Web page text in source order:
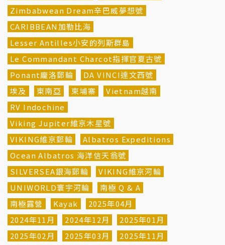
Zimbabwean Dream辛巴威夢想號
CARIBBEAN加勒比海
Lesser Antilles小安的列斯群島
Le Commandant Charcot指揮官夏古號
Ponant龐洛郵輪
DA VINCI達文西號
埃及
東南亞 柬埔寨
Vietnam越南
RV Indochine
Viking Jupiter維京木星號
VIKING維京郵輪
Albatros Expeditions
Ocean Albatros 海洋信天翁號
SILVERSEA銀海郵輪
VIKING維京河輪
UNIWORLD寰宇河輪
南極 Q & A
南極露營
Kayak
2025年04月
2024年11月
2024年12月
2025年01月
2025年02月
2025年03月 2025年11月